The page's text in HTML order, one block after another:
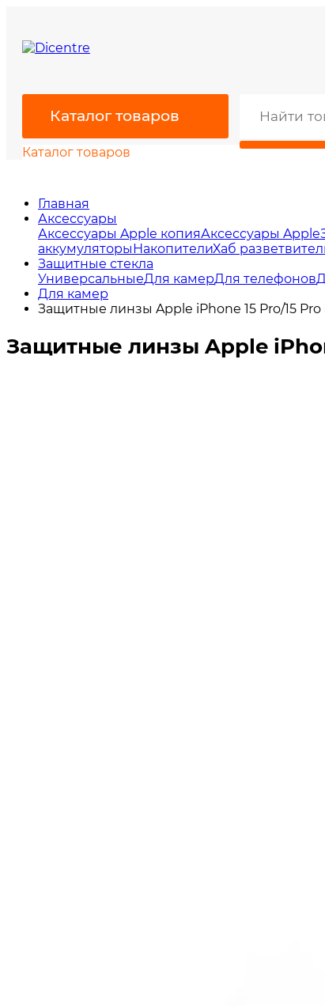
Каталог товаров
Каталог товаров
Главная
Аксессуары
Аксессуары Apple копияАксессуары Apple
аккумуляторыНакопителиХаб
Защитные стекла
УниверсальныеДля камерДля телефонов
Для камер
Защитные линзы Apple iPhone 15 Pro/15
Защитные линзы Apple